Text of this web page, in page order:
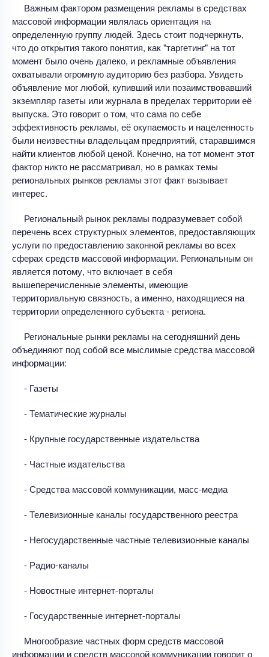
Важным фактором размещения рекламы в средствах
массовой информации являлась ориентация на
определенную группу людей. Здесь стоит подчеркнуть,
что до открытия такого понятия, как "таргетинг" на тот
момент было очень далеко, и рекламные объявления
охватывали огромную аудиторию без разбора. Увидеть
объявление мог любой, купивший или позаимствовавший
экземпляр газеты или журнала в пределах территории её
выпуска. Это говорит о том, что сама по себе
эффективность рекламы, её окупаемость и нацеленность
были неизвестны владельцам предприятий, старавшимся
найти клиентов любой ценой. Конечно, на тот момент этот
фактор никто не рассматривал, но в рамках темы
региональных рынков рекламы этот факт вызывает
интерес.
Региональный рынок рекламы подразумевает собой
перечень всех структурных элементов, предоставляющих
услуги по предоставлению законной рекламы во всех
сферах средств массовой информации. Региональным он
является потому, что включает в себя
вышеперечисленные элементы, имеющие
территориальную связность, а именно, находящиеся на
территории определенного субъекта - региона.
Региональные рынки рекламы на сегодняшний день
объединяют под собой все мыслимые средства массовой
информации:
- Газеты
- Тематические журналы
- Крупные государственные издательства
- Частные издательства
- Средства массовой коммуникации, масс-медиа
- Телевизионные каналы государственного реестра
- Негосударственные частные телевизионные каналы
- Радио-каналы
- Новостные интернет-порталы
- Государственные интернет-порталы
Многообразие частных форм средств массовой
информации и средств массовой коммуникации говорит о